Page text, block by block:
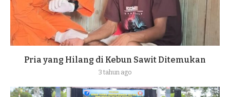
Pria yang Hilang di Kebun Sawit Ditemukan
3 tahun ago